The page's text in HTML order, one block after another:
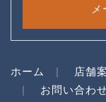
ホーム 店舗
お問い合わ